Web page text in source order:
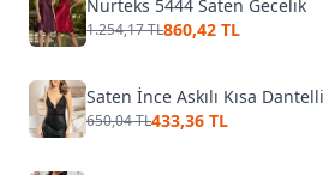
Nurteks 5444 Saten Gecelik
1.254,17 TL860,42 TL
650,04 TL433,36 TL